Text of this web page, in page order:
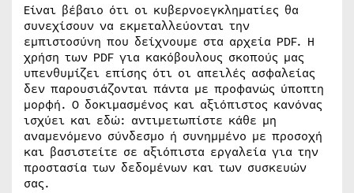
Είναι βέβαιο ότι οι κυβερνοεγκληματίες θα
συνεχίσουν να εκμεταλλεύονται την
εμπιστοσύνη που δείχνουμε στα αρχεία PDF. Η
χρήση των PDF για κακόβουλους σκοπούς μας
υπενθυμίζει επίσης ότι οι απειλές ασφαλείας
δεν παρουσιάζονται πάντα με προφανώς ύποπτη
μορφή. Ο δοκιμασμένος και αξιόπιστος κανόνας
ισχύει και εδώ: αντιμετωπίστε κάθε μη
αναμενόμενο σύνδεσμο ή συνημμένο με προσοχή
και βασιστείτε σε αξιόπιστα εργαλεία για την
προστασία των δεδομένων και των συσκευών
σας.